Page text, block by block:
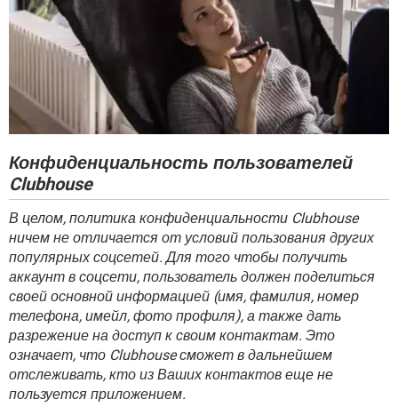
Конфиденциальность пользователей
Clubhouse
В целом, политика конфиденциальности Clubhouse
ничем не отличается от условий пользования других
популярных соцсетей. Для того чтобы получить
аккаунт в соцсети, пользователь должен поделиться
своей основной информацией (имя, фамилия, номер
телефона, имейл, фото профиля), а также дать
разрежение на доступ к своим контактам. Это
означает, что Clubhouse сможет в дальнейшем
отслеживать, кто из Ваших контактов еще не
пользуется приложением.